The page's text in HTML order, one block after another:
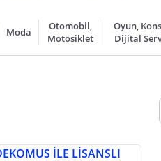
Moda
Otomobil,
Motosiklet
Oyun,
Dijital